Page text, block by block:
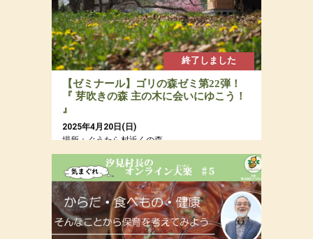
終了しました
【ゼミナール】ゴリの森ゼミ第22弾！
『 芽吹きの森 主の木に会いにゆこう！
』
2025年4月20日(日)
場所：ぐうたら村近くの森
参加費：参加費：年会員8,000円（若者応援プロ
ジェクトにつき20代割引あるよ）・一般9,500
円・定員12名